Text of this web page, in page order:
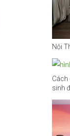
Nội
Cách
sinh